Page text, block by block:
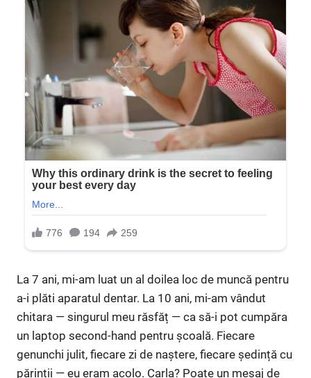
La 7 ani, mi-am luat un al doilea loc de muncă pentru
a-i plăti aparatul dentar. La 10 ani, mi-am vândut
chitara — singurul meu răsfăț — ca să-i pot cumpăra
un laptop second-hand pentru școală. Fiecare
genunchi julit, fiecare zi de naștere, fiecare ședință cu
părinții — eu eram acolo. Carla? Poate un mesaj de